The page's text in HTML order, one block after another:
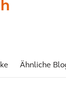
Ähnliche